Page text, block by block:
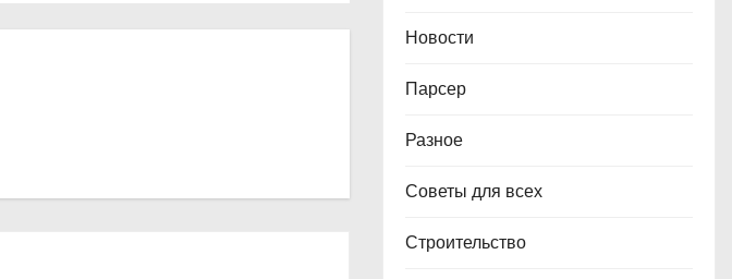
Новости
Парсер
Разное
Советы для всех
Строительство